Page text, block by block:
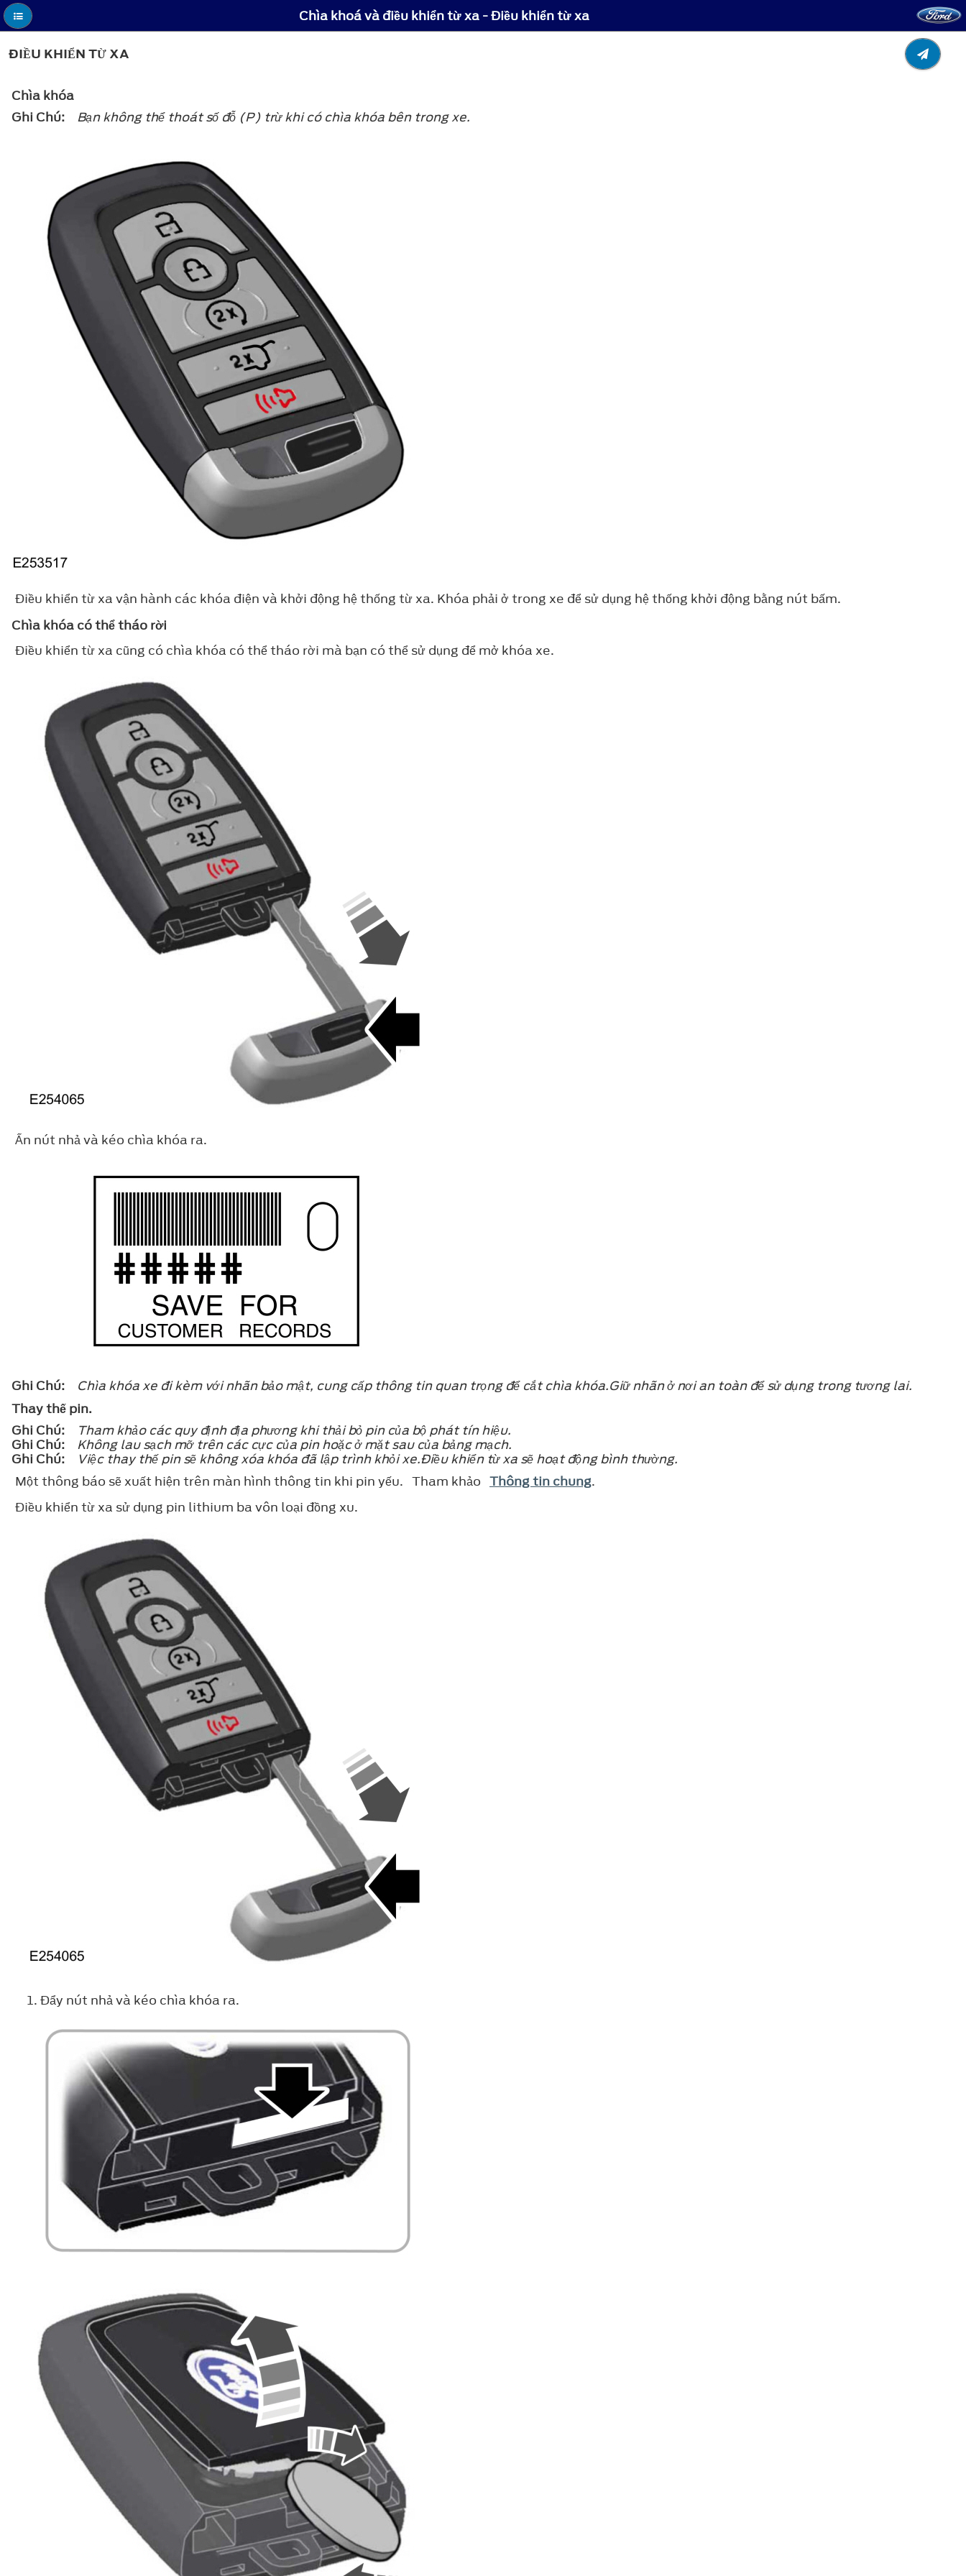
Chìa khoá và điều khiển từ xa - Điều khiển từ xa
ĐIỀU KHIỂN TỪ XA
Chìa khóa
Ghi Chú:
Bạn không thể thoát số đỗ (P) trừ khi có chìa khóa bên trong xe.
Điều khiển từ xa vận hành các khóa điện và khởi động hệ thống từ xa. Khóa phải ở trong xe để sử dụng hệ thống khởi động bằng nút bấm.
Chìa khóa có thể tháo rời
Điều khiển từ xa cũng có chìa khóa có thể tháo rời mà bạn có thể sử dụng để mở khóa xe.
Ấn nút nhả và kéo chìa khóa ra.
Ghi Chú:
Chìa khóa xe đi kèm với nhãn bảo mật, cung cấp thông tin quan trọng để cắt chìa khóa.Giữ nhãn ở nơi an toàn để sử dụng trong tương lai.
Thay thế pin.
Ghi Chú:
Tham khảo các quy định địa phương khi thải bỏ pin của bộ phát tín hiệu.
Ghi Chú:
Không lau sạch mỡ trên các cực của pin hoặc ở mặt sau của bảng mạch.
Ghi Chú:
Việc thay thế pin sẽ không xóa khóa đã lập trình khỏi xe.Điều khiển từ xa sẽ hoạt động bình thường.
Một thông báo sẽ xuất hiện trên màn hình thông tin khi pin yếu. Tham khảo Thông tin chung.
Điều khiển từ xa sử dụng pin lithium ba vôn loại đồng xu.
Đẩy nút nhả và kéo chìa khóa ra.